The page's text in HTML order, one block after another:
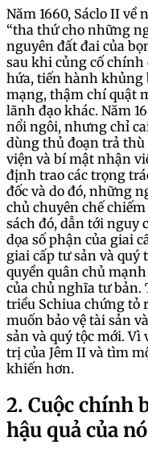
Năm 1660, Sáclo II về
“tha thứ cho những
nguyên đất đai của
sau khi củng cố
hứa, tiến hành khủng
mạng, thậm chí quật
lãnh đạo khác. Năm
nổi ngôi, nhưng chỉ
dùng thủ đoạn trả
viện và bí mật nhận
định trao các trọng
đốc và do đó, những
chủ chuyên chế
sách đó, dẫn tới nguy
dọa số phận của giai
giai cấp tư sản và
quyền quân chủ
của chủ nghĩa tư bản.
triều Schiua chứng tỏ
muốn bảo vệ tài sản
sản và quý tộc mới.
trị của Jêm II và tìm
khiến hơn.
2. Cuộc chính
hậu quả của nó